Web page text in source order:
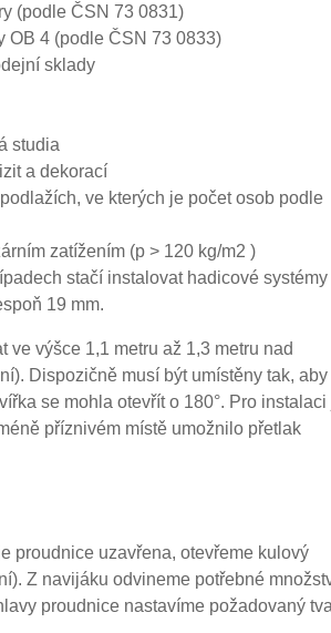
(podle ČSN 73 0831)
OB 4 (podle ČSN 73 0833)
sklady
studia
a dekorací
ve kterých je počet osob podle
zatížením (p > 120 kg/m2 )
stačí instalovat hadicové systémy
19 mm.
ve výšce 1,1 metru až 1,3 metru nad
Dispozičně musí být umístěny tak, aby
se mohla otevřít o 180°. Pro instalaci
příznivém místě umožnilo přetlak
proudnice uzavřena, otevřeme kulový
Z navijáku odvineme potřebné
proudnice nastavíme požadovaný